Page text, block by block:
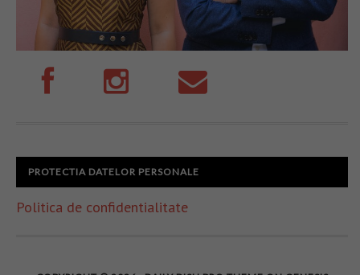
PROTECTIA DATELOR PERSONALE
Politica de confidentialitate